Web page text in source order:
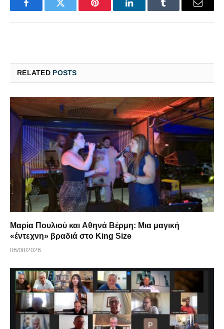
FacebookTwitter Pinterest LinkedInTumblr Email
RELATED POSTS
Μαρία Πουλιού και Αθηνά Βέρμη: Μια μαγική
«έντεχνη» βραδιά στο King Size
06/08/2026